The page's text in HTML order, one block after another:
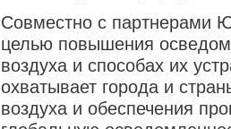
Совместно с партнерами
целью повышения
воздуха и способах их
охватывает города и
воздуха и обеспечения